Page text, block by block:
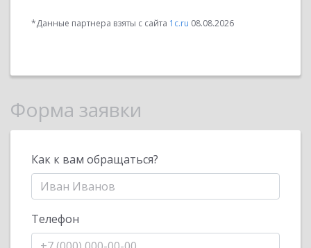
*Данные партнера взяты с сайта 1c.ru 08.08.2026
Форма заявки
Как к вам обращаться?
Телефон